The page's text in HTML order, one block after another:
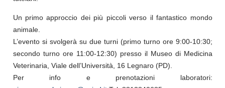
Un primo approccio dei più piccoli verso il fantastico mondo
animale.
L’evento si svolgerà su due turni (primo turno ore 9:00-10:30;
secondo turno ore 11:00-12:30) presso il Museo di Medicina
Veterinaria, Viale dell’Università, 16 Legnaro (PD).
Per info e prenotazioni laboratori: